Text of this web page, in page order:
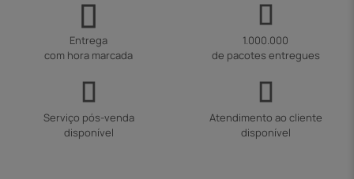
Entrega
com hora marcada
1.000.000
de pacotes entregues
Serviço pós-venda
disponível
Atendimento ao cliente
disponível